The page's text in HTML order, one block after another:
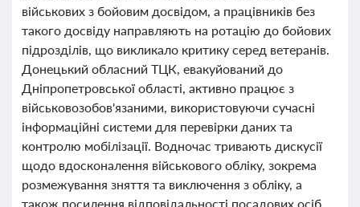
військових з бойовим досвідом, а працівників без
такого досвіду направляють на ротацію до бойових
підрозділів, що викликало критику серед ветеранів.
Донецький обласний ТЦК, евакуйований до
Дніпропетровської області, активно працює з
військовозобов'язаними, використовуючи сучасні
інформаційні системи для перевірки даних та
контролю мобілізації. Водночас тривають дискусії
щодо вдосконалення військового обліку, зокрема
розмежування зняття та виключення з обліку, а
також посилення відповідальності посадових осіб